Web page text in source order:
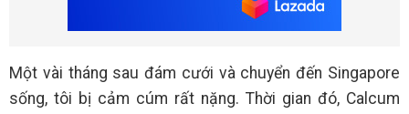
Một vài tháng sau đám cưới và chuyển đến Singapore
sống, tôi bị cảm cúm rất nặng. Thời gian đó, Calcum